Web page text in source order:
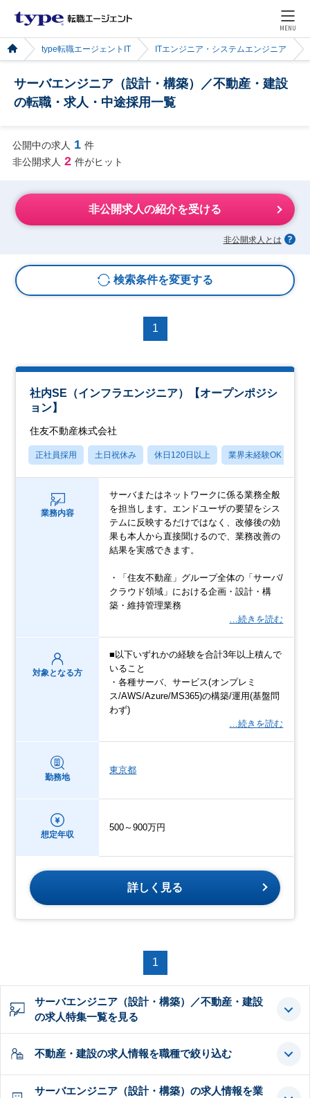
MENU
type転職エージェントIT ITエンジニア・システムエンジニア
サーバエンジニア（設計・構築）／不動産・建設
の転職・求人・中途採用一覧
公開中の求人 1 件
非公開求人 2 件がヒット
非公開求人の紹介を受ける
非公開求人とは
検索条件を変更する
1
社内SE（インフラエンジニア）【オープンポジシ
ョン】
住友不動産株式会社
正社員採用 土日祝休み 休日120日以上 業界未経験OK
業務内容
サーバまたはネットワークに係る業務全般
を担当します。エンドユーザの要望をシス
テムに反映するだけではなく、改修後の効
果も本人から直接聞けるので、業務改善の
結果を実感できます。
・「住友不動産」グループ全体の「サーバ/
クラウド領域」における企画・設計・構
築・維持管理業務
…続きを読む
対象となる方
■以下いずれかの経験を合計3年以上積んで
いること
・各種サーバ、サービス(オンプレミ
ス/AWS/Azure/MS365)の構築/運⽤(基盤問
わず)
…続きを読む
勤務地
東京都
想定年収
500～900万円
詳しく見る
1
サーバエンジニア（設計・構築）／不動産・建設
の求人特集一覧を見る
不動産・建設の求人情報を職種で絞り込む
サーバエンジニア（設計・構築）の求人情報を業